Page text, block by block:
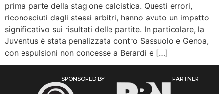
prima parte della stagione calcistica. Questi errori,
riconosciuti dagli stessi arbitri, hanno avuto un impatto
significativo sui risultati delle partite. In particolare, la
Juventus è stata penalizzata contro Sassuolo e Genoa,
con espulsioni non concesse a Berardi e […]
SPONSORED BY PARTNER